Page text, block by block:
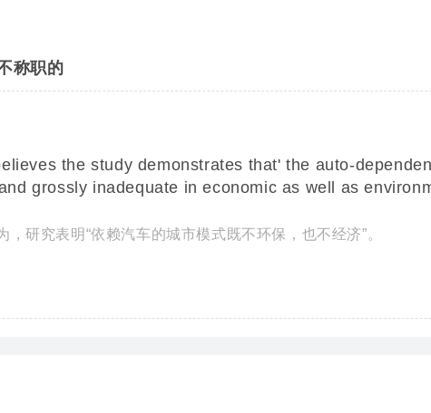
称职的
the study demonstrates that' the auto-
grossly inadequate in economic as well as
研究表明“依赖汽车的城市模式既不环保，也不经济”。